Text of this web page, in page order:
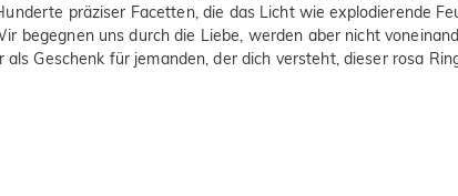
präziser Facetten, die das Licht wie explodierende
begegnen uns durch die Liebe, werden aber nicht
als Geschenk für jemanden, der dich versteht, dieser rosa